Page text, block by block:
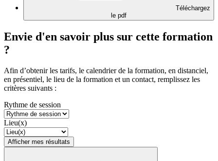
Téléchargez
le pdf
Envie d'en savoir plus sur cette formation
?
Afin d’obtenir les tarifs, le calendrier de la formation, en distanciel,
en présentiel, le lieu de la formation et un contact, remplissez les
critères suivants :
Rythme de session
Lieu(x)
Afficher mes résultats